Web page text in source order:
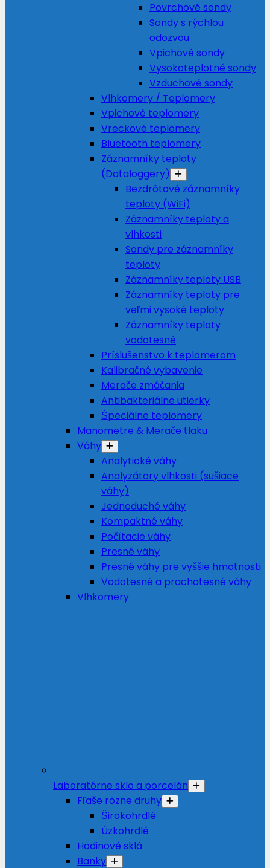
Povrchové sondy
Sondy s rýchlou
odozvou
Vpichové sondy
Vysokoteplotné sondy
Vzduchové sondy
Vlhkomery / Teplomery
Vpichové teplomery
Vreckové teplomery
Bluetooth teplomery
Záznamníky teploty
(Dataloggery)
Bezdrôtové záznamníky
teploty (WiFi)
Záznamníky teploty a
vlhkosti
Sondy pre záznamníky
teploty
Záznamníky teploty USB
Záznamníky teploty pre
veľmi vysoké teploty
Záznamníky teploty
vodotesné
Príslušenstvo k teplomerom
Kalibračné vybavenie
Merače zmáčania
Antibakteriálne utierky
Špeciálne teplomery
Manometre & Merače tlaku
Váhy
Analytické váhy
Analyzátory vlhkosti (sušiace
váhy)
Jednoduché váhy
Kompaktné váhy
Počítacie váhy
Presné váhy
Presné váhy pre vyššie hmotnosti
Vodotesné a prachotesné váhy
Vlhkomery
Laboratórne sklo a porcelán
Fľaše rôzne druhy
Širokohrdlé
Úzkohrdlé
Hodinové sklá
Banky